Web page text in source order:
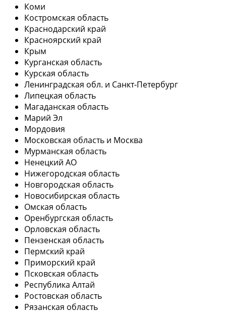
Коми
Костромская область
Краснодарский край
Красноярский край
Крым
Курганская область
Курская область
Ленинградская обл. и Санкт-Петербург
Липецкая область
Магаданская область
Марий Эл
Мордовия
Московская область и Москва
Мурманская область
Ненецкий АО
Нижегородская область
Новгородская область
Новосибирская область
Омская область
Оренбургская область
Орловская область
Пензенская область
Пермский край
Приморский край
Псковская область
Республика Алтай
Ростовская область
Рязанская область